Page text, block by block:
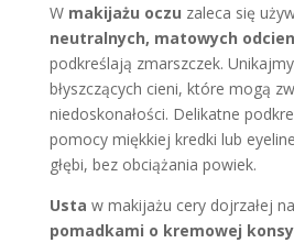
W makijażu oczu zaleca się
neutralnych, matowych
podkreślają zmarszczek.
błyszczących cieni, które mogą
niedoskonałości. Delikatne
pomocy miękkiej kredki lub
głębi, bez obciążania powiek.
Usta w makijażu cery dojrzałej
pomadkami o kremowej